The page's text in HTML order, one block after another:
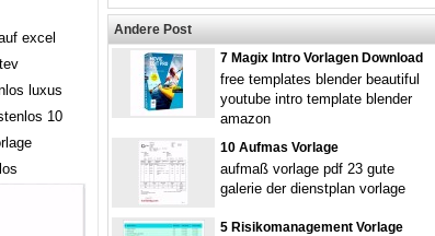
excel
luxus
10
Andere Post
7 Magix Intro Vorlagen Download
free templates blender beautiful
youtube intro template blender
amazon
10 Aufmas Vorlage
aufmaß vorlage pdf 23 gute
galerie der dienstplan vorlage
5 Risikomanagement Vorlage